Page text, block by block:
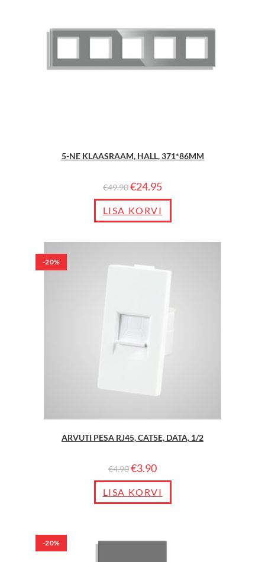
5-NE KLAASRAAM, HALL, 371*86MM
€49.90€24.95
LISA KORVI
-20%
ARVUTI PESA RJ45, CAT5E, DATA, 1/2
€4.90€3.90
LISA KORVI
-20%